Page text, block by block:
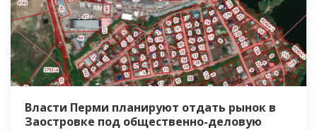
Власти Перми планируют отдать рынок в
Заостровке под общественно-деловую